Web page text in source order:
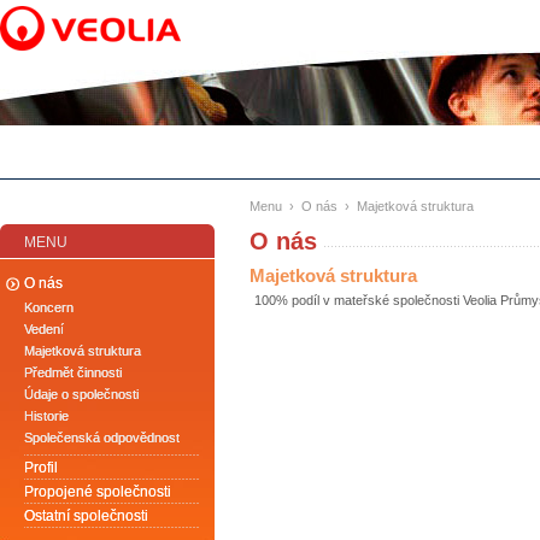
MENU
O nás
Koncern
Vedení
Majetková struktura
Předmět činnosti
Údaje o společnosti
Historie
Společenská odpovědnost
Profil
Propojené společnosti
Ostatní společnosti
Menu › O nás › Majetková struktura
O nás
Majetková struktura
100% podíl v mateřské společnosti Veolia